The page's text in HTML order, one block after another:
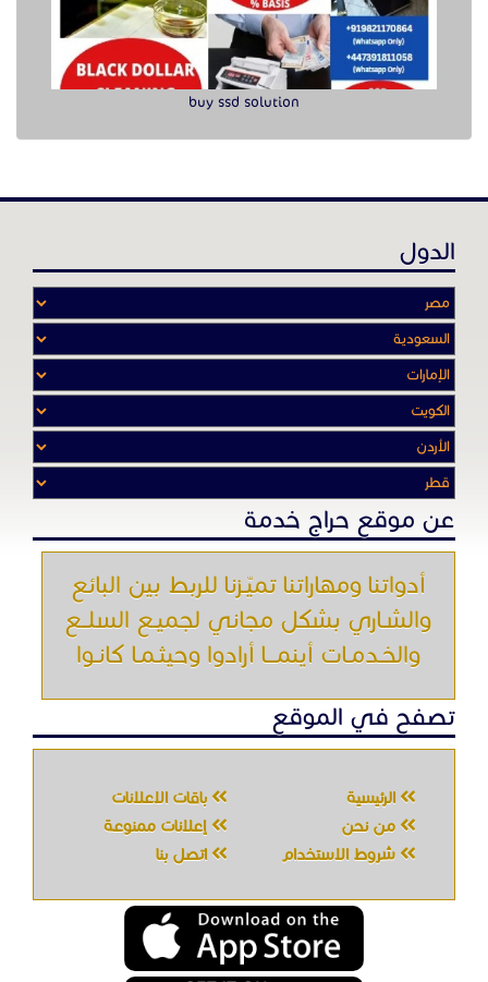
buy ssd solution
الدول
عن موقع حراج خدمة
أدواتنا ومهاراتنا تميّـزنا للربط بين البائع
والشـاري بشكل مجاني لجميـع السلــع
والخـدمـات أينمـــا أرادوا وحيثـمـا كانـوا
تصفح في الموقع
الرئيسية
باقات الإعلانات
من نحن
إعلانات ممنوعة
شروط الاستخدام
اتصل بنا